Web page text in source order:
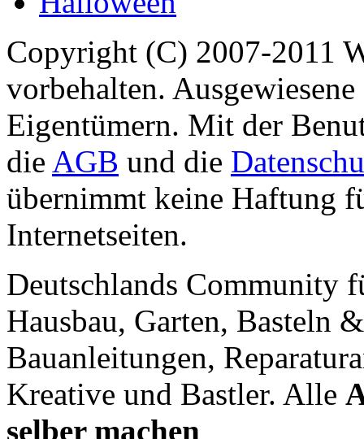
Copyright (C) 2007-2011
vorbehalten.
Eigentümern. Mit der
die AGB und die
übernimmt keine Haftung
Internetseiten.
Deutschlands Community
Hausbau, Garten, Basteln
Bauanleitungen,
Kreative und Bastler. Alle
selber machen